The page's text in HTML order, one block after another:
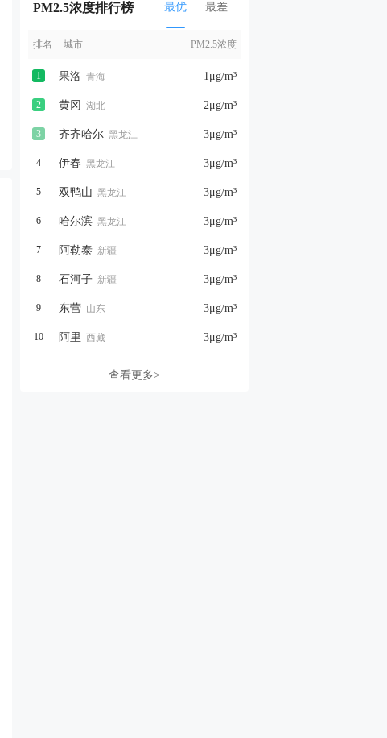
PM2.5浓度排行榜 最优 最差
排名 城市 PM2.5浓度
1 果洛 青海 1μg/m³
2 黄冈 湖北 2μg/m³
3 齐齐哈尔 黑龙江 3μg/m³
4 伊春 黑龙江 3μg/m³
5 双鸭山 黑龙江 3μg/m³
6 哈尔滨 黑龙江 3μg/m³
7 阿勒泰 新疆 3μg/m³
8 石河子 新疆 3μg/m³
9 东营 山东 3μg/m³
10 阿里 西藏 3μg/m³
查看更多>